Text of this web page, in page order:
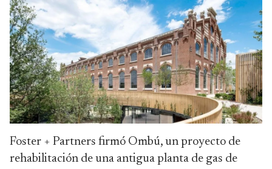
Foster + Partners firmó Ombú, un proyecto de
rehabilitación de una antigua planta de gas de